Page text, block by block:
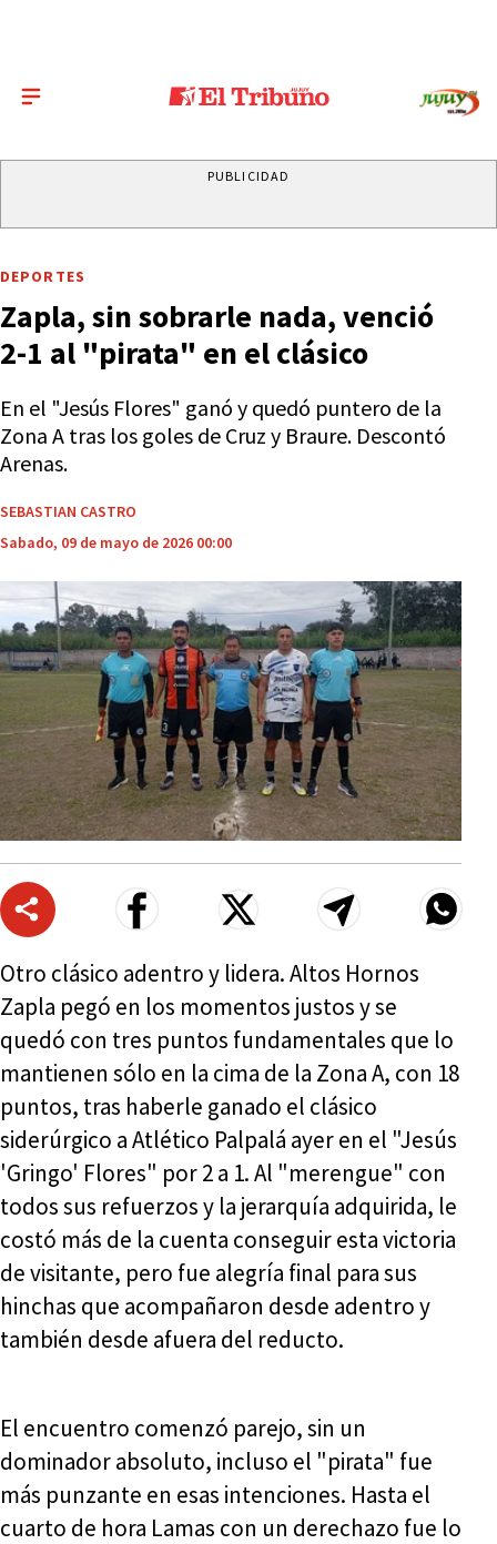
PUBLICIDAD
DEPORTES
Zapla, sin sobrarle nada, venció
2-1 al "pirata" en el clásico
En el "Jesús Flores" ganó y quedó puntero de la
Zona A tras los goles de Cruz y Braure. Descontó
Arenas.
SEBASTIAN CASTRO
Sabado, 09 de mayo de 2026 00:00
Otro clásico adentro y lidera. Altos Hornos
Zapla pegó en los momentos justos y se
quedó con tres puntos fundamentales que lo
mantienen sólo en la cima de la Zona A, con 18
puntos, tras haberle ganado el clásico
siderúrgico a Atlético Palpalá ayer en el "Jesús
'Gringo' Flores" por 2 a 1. Al "merengue" con
todos sus refuerzos y la jerarquía adquirida, le
costó más de la cuenta conseguir esta victoria
de visitante, pero fue alegría final para sus
hinchas que acompañaron desde adentro y
también desde afuera del reducto.
El encuentro comenzó parejo, sin un
dominador absoluto, incluso el "pirata" fue
más punzante en esas intenciones. Hasta el
cuarto de hora Lamas con un derechazo fue lo